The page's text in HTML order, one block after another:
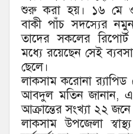
শুরু করা হয়। ১৬ মে
বাকী পাঁচ সদস্যের
তাদের সকলের
মধ্যে রয়েছেন সেই
ছেলে।
লাকসাম করোনা র‌্যাপিড
আবদুল মতিন জানান, এ
আক্রান্তের সংখ্যা ২২ জনে
লাকসাম উপজেলা